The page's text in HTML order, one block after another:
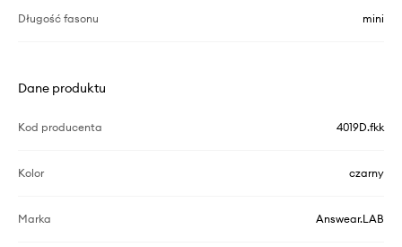
Długość fasonu mini
Dane produktu
Kod producenta 4019D.fkk
Kolor czarny
Marka Answear.LAB